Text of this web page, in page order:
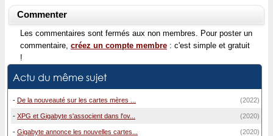
Commenter
Les commentaires sont fermés aux non membres. Pour poster un
commentaire, créez un compte membre : c'est simple et gratuit
!
Actu du même sujet
- De la nouveauté sur les cartes mères ... (2022)
- XPG et Gigabyte s'associent dans l'ov... (2020)
- Gigabyte annonce les nouvelles cartes... (2020)